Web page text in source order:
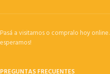
Pasá a visitarnos o compralo hoy online.
esperamos!